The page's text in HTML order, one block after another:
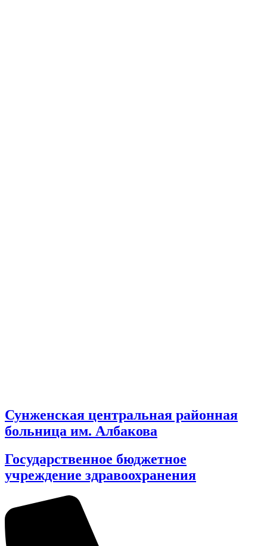
Сунженская центральная районная
больница им. Албакова
Государственное бюджетное
учреждение здравоохранения